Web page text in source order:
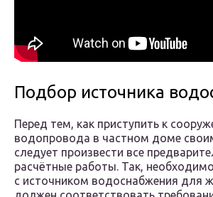
Подбор источника
Перед тем, как приступить к
водопровода в частном доме
следует произвести все
расчётные работы. Так,
с источником водоснабжения для